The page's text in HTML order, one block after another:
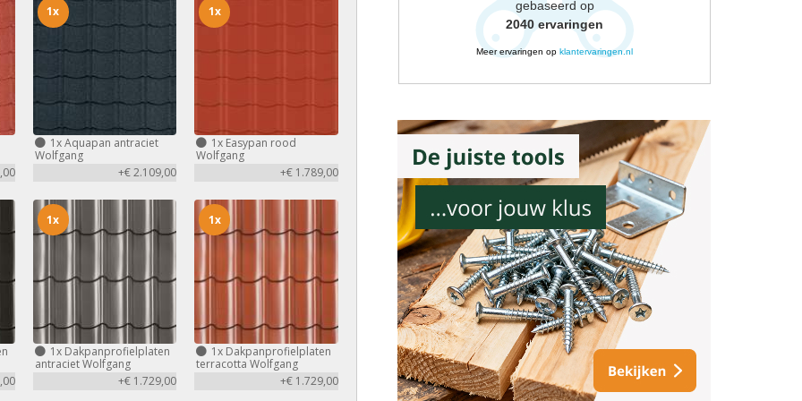
1xAquapan antraciet
Wolfgang
+€ 2.109,00
1x
1x Easypan rood
Wolfgang
+€ 1.789,00
1x
1xDakpanprofielplaten
antraciet Wolfgang
+€ 1.729,00
1x
1x Dakpanprofielplaten
terracotta Wolfgang
+€ 1.729,00
1x
gebaseerd op
2040 ervaringen
Meer ervaringen op klantervaringen.nl